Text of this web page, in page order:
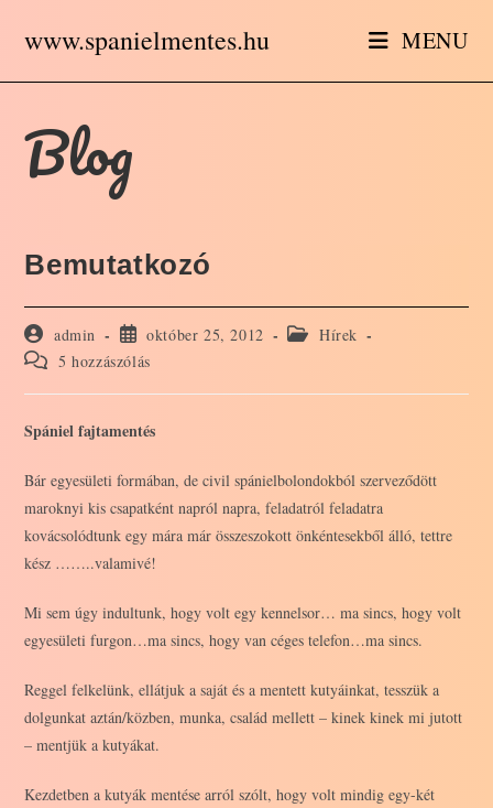
www.spanielmentes.hu MENU
Blog
Bemutatkozó
Post
author:
admin
Post
published:
október 25, 2012
Post Hírek
Post 5 hozzászólás
Spániel fajtamentés
Bár egyesületi formában, de civil spánielbolondokból szerveződött
maroknyi kis csapatként napról napra, feladatról feladatra
kovácsolódtunk egy mára már összeszokott önkéntesekből álló, tettre
kész ……..valamivé!
Mi sem úgy indultunk, hogy volt egy kennelsor… ma sincs, hogy volt
egyesületi furgon…ma sincs, hogy van céges telefon…ma sincs.
Reggel felkelünk, ellátjuk a saját és a mentett kutyáinkat, tesszük a
dolgunkat aztán/közben, munka, család mellett – kinek kinek mi jutott
– mentjük a kutyákat.
Kezdetben a kutyák mentése arról szólt, hogy volt mindig egy-két